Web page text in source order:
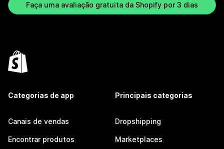
Faça uma avaliação gratuita da Shopify por 3 dias
Categorias de app
Canais de vendas
Encontrar produtos
Principais categorias
Dropshipping
Marketplaces